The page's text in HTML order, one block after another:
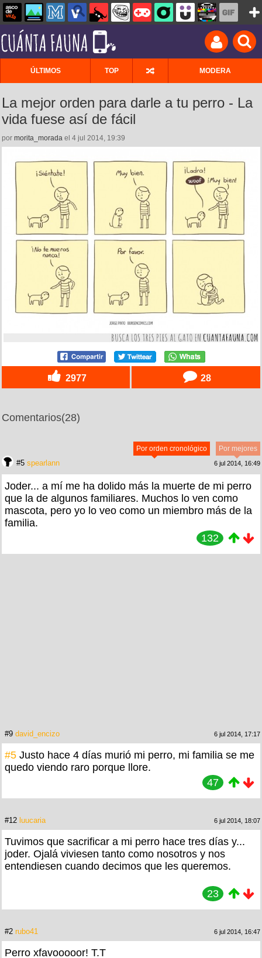
ÚLTIMOS TOP MODERA
La mejor orden para darle a tu perro - La
vida fuese así de fácil
por morita_morada el 4 jul 2014, 19:39
2977 28
Comentarios(28)
Por mejores
Por orden cronológico
#5 spearlann 6 jul 2014, 16:49
Joder... a mí me ha dolido más la muerte de mi perro
que la de algunos familiares. Muchos lo ven como
mascota, pero yo lo veo como un miembro más de la
familia.
132
#9 david_encizo 6 jul 2014, 17:17
#5 Justo hace 4 días murió mi perro, mi familia se me
quedo viendo raro porque llore.
47
#12 luucaria 6 jul 2014, 18:07
Tuvimos que sacrificar a mi perro hace tres días y...
joder. Ojalá viviesen tanto como nosotros y nos
entendiesen cuando decimos que les queremos.
23
#2 rubo41 6 jul 2014, 16:47
Perro xfavooooor! T.T